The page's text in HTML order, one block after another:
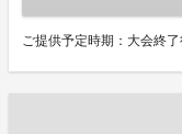
ご提供予定時期：大会終